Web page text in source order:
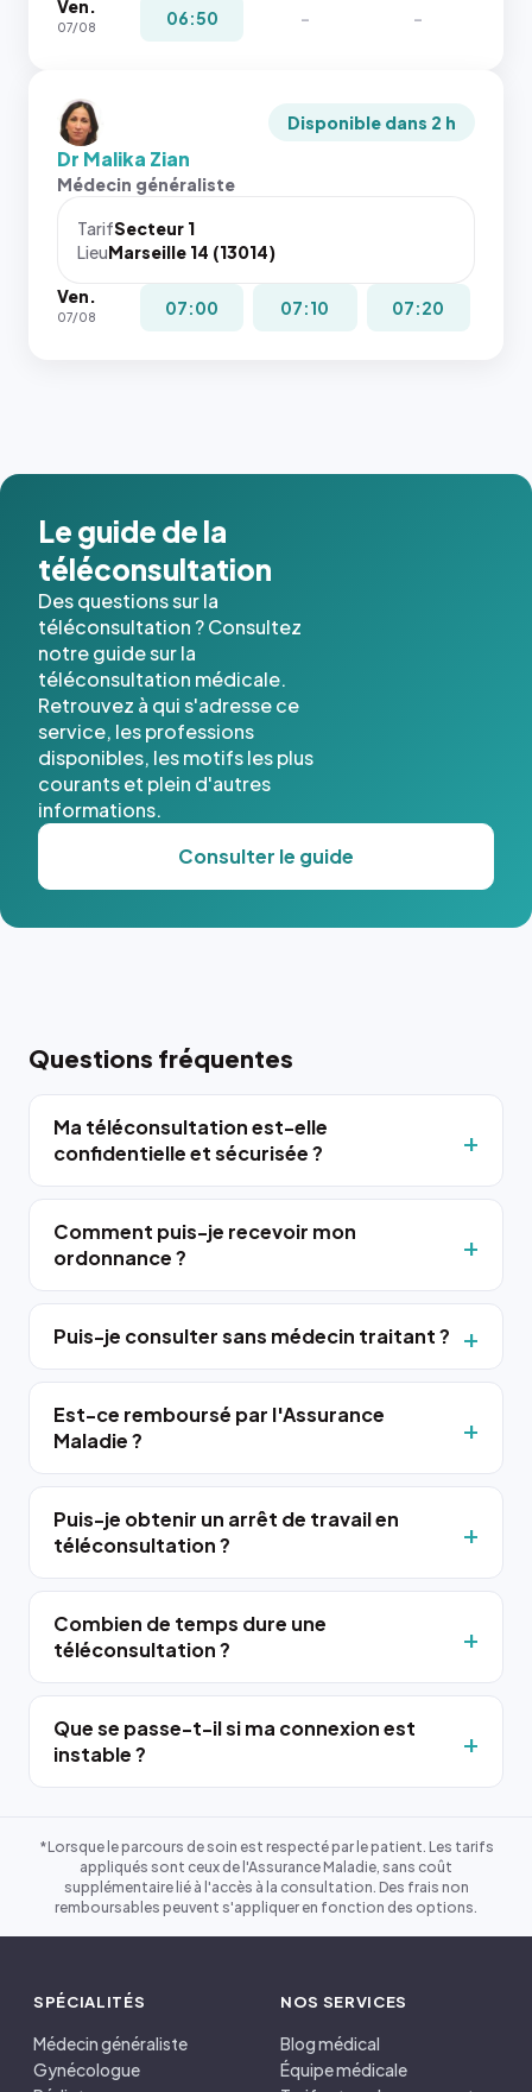
Ven.
07/08 06:50 - -
Disponible dans 2 h
Dr Malika Zian
Médecin généraliste
TarifSecteur 1
LieuMarseille 14 (13014)
Ven.
07/08 07:00 07:10 07:20
Le guide de la
téléconsultation
Des questions sur la
téléconsultation ? Consultez
notre guide sur la
téléconsultation médicale.
Retrouvez à qui s'adresse ce
service, les professions
disponibles, les motifs les plus
courants et plein d'autres
informations.
Consulter le guide
Questions fréquentes
Ma téléconsultation est-elle
confidentielle et sécurisée ?
Comment puis-je recevoir mon
ordonnance ?
Puis-je consulter sans médecin traitant ?
Est-ce remboursé par l'Assurance
Maladie ?
Puis-je obtenir un arrêt de travail en
téléconsultation ?
Combien de temps dure une
téléconsultation ?
Que se passe-t-il si ma connexion est
instable ?
*Lorsque le parcours de soin est respecté par le patient. Les tarifs
appliqués sont ceux de l'Assurance Maladie, sans coût
supplémentaire lié à l'accès à la consultation. Des frais non
remboursables peuvent s'appliquer en fonction des options.
SPÉCIALITÉS
Médecin généraliste
Gynécologue
NOS SERVICES
Blog médical
Équipe médicale